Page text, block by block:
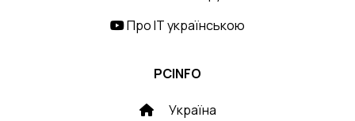
Про IT українською
PCINFO
Україна